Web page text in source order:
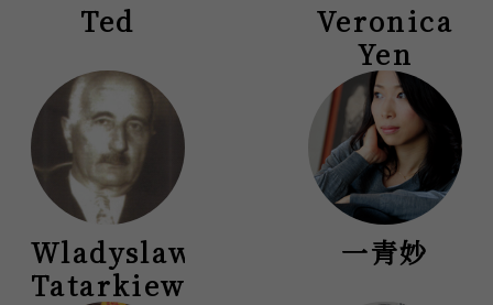
Ted
Veronica
Yen
Wladyslaw
Tatarkiewi
一青妙